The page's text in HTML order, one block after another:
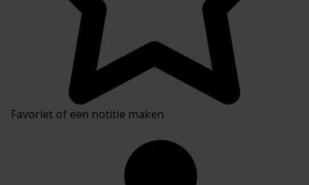
Favoriet of een notitie maken